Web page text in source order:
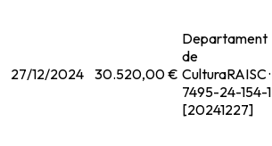
27/12/2024 30.520,00 €
Departament
de
CulturaRAISC ·
7495-24-154-1
[20241227]